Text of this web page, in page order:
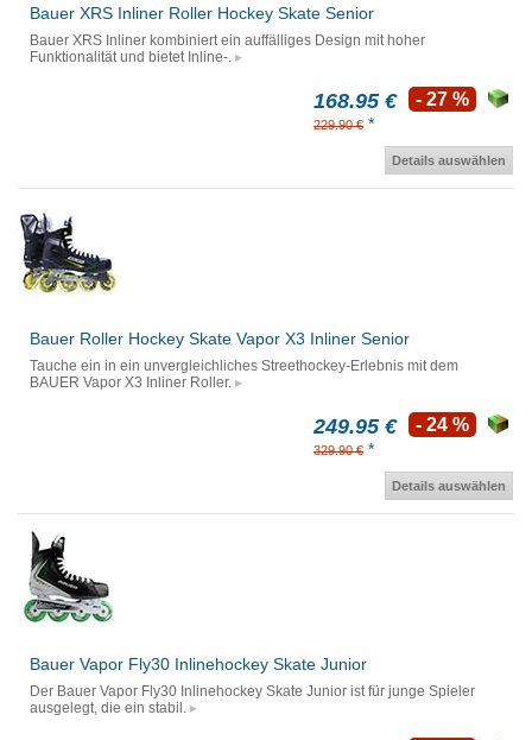
Bauer XRS Inliner Roller Hockey Skate Senior
Bauer XRS Inliner kombiniert ein auffälliges Design mit hoher
Funktionalität und bietet Inline-.
168.95 €
229.90 € *
- 27 %
Details auswählen
Bauer Roller Hockey Skate Vapor X3 Inliner Senior
Tauche ein in ein unvergleichliches Streethockey-Erlebnis mit dem
BAUER Vapor X3 Inliner Roller.
249.95 €
329.90 € *
- 24 %
Details auswählen
Bauer Vapor Fly30 Inlinehockey Skate Junior
Der Bauer Vapor Fly30 Inlinehockey Skate Junior ist für junge Spieler
ausgelegt, die ein stabil.